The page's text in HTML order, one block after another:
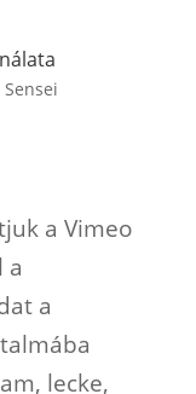
Sensei
a Vimeo
a
a
lecke,